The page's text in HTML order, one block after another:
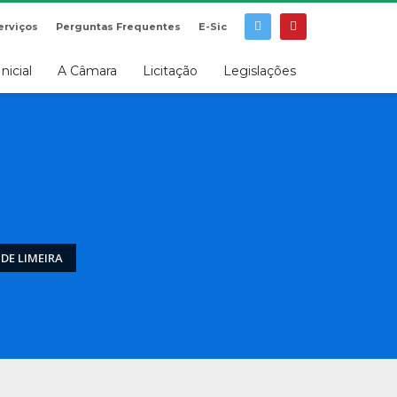
Perguntas Frequentes E-Sic
A Câmara Licitação Legislações
LIMEIRA